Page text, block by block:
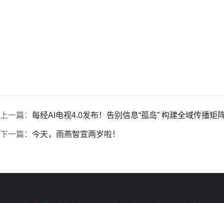
上一篇： 每经AI电视4.0发布！告别信息“孤岛” 构建全域传播矩
下一篇： 今天，雨燕智宣两岁啦！